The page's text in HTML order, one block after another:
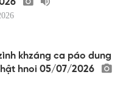
khzáng ca páo dung
hnoi 05/07/2026